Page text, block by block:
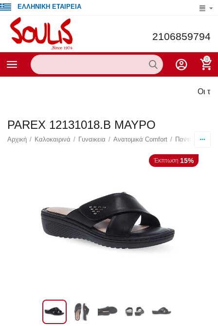
ΕΛΛΗΝΙΚΗ ΕΤΑΙΡΕΙΑ
2106859794
0
Οι
PAREX 12131018.B ΜΑΥΡΟ
Αρχική / Καλοκαιρινά / Γυναικεια / Ανατομικά Comfort / Παντόφλες
Έκπτωση 15%